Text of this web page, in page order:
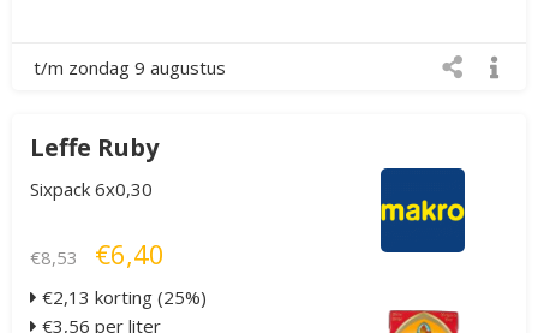
t/m zondag 9 augustus
Leffe Ruby
Sixpack 6x0,30
€8,53 €6,40
€2,13 korting (25%)
€3,56 per liter